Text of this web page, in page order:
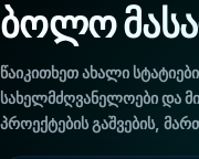
ბოლო
წაიკითხეთ ახალი
სახელმძღვანელოები და
პროექტების გაშვების,